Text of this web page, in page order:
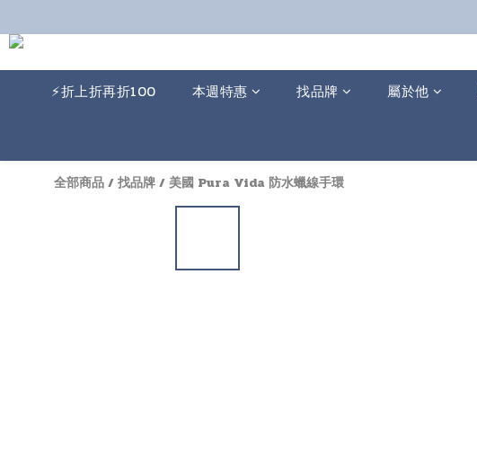
⚡️折上折再折100 本週特惠 找品牌 屬於他
全部商品/找品牌/美國 Pura Vida 防水蠟線手環